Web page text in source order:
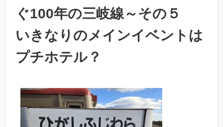
ぐ100年の三岐線～その５
いきなりのメインイベントは
プチホテル？